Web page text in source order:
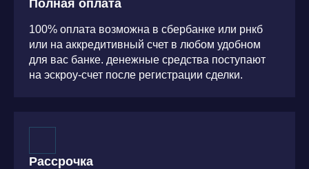
Полная оплата
100% оплата возможна в сбербанке или рнкб
или на аккредитивный счет в любом удобном
для вас банке. денежные средства поступают
на эскроу-счет после регистрации сделки.
Рассрочка